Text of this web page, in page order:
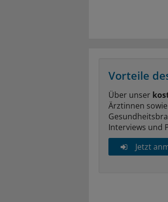
Vorteile
Über unser
Ärztinnen
Interviews und
Jetzt